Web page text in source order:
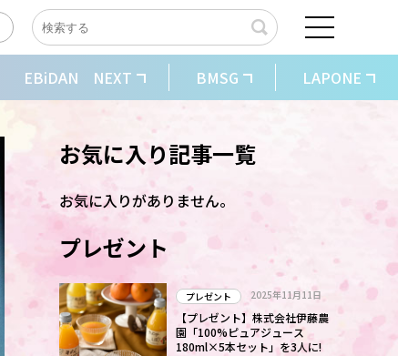
EBiDAN NEXT BMSG LAPONE
お気に入り記事一覧
お気に入りがありません。
プレゼント
プレゼント 2025年11月11日
【プレゼント】株式会社伊藤農
園「100%ピュアジュース
180ml×5本セット」を3人に!